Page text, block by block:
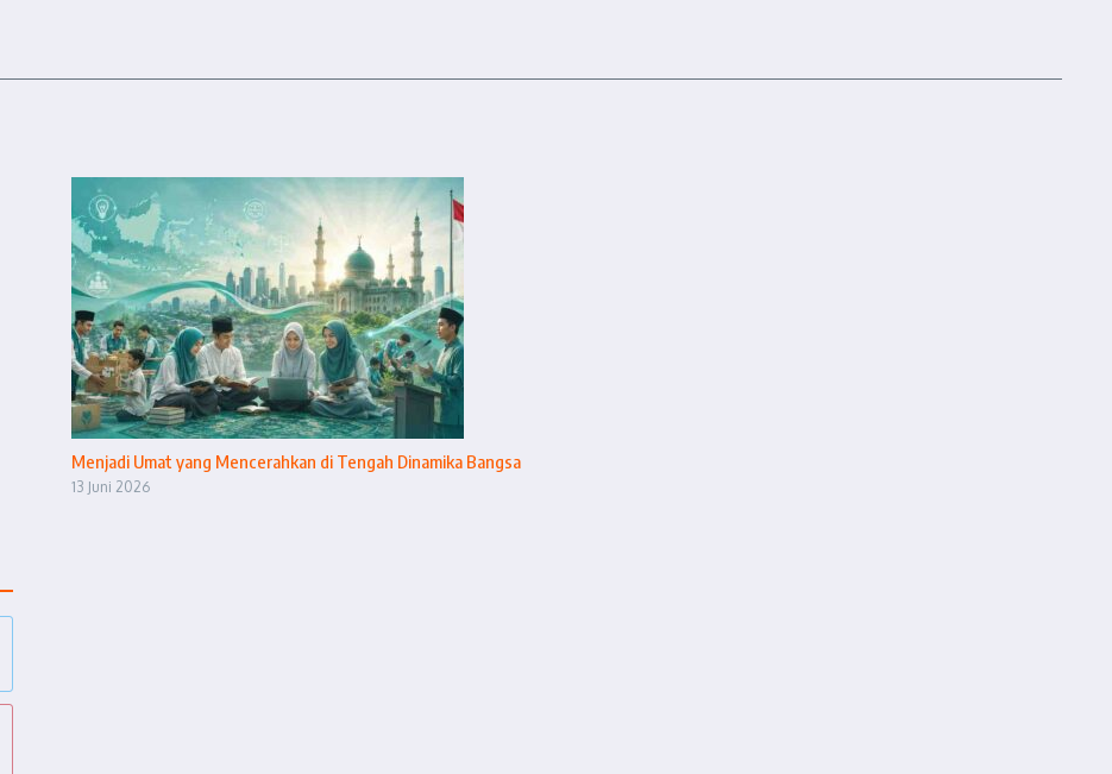
Menjadi Umat yang Mencerahkan di Tengah Dinamika Bangsa
13 Juni 2026